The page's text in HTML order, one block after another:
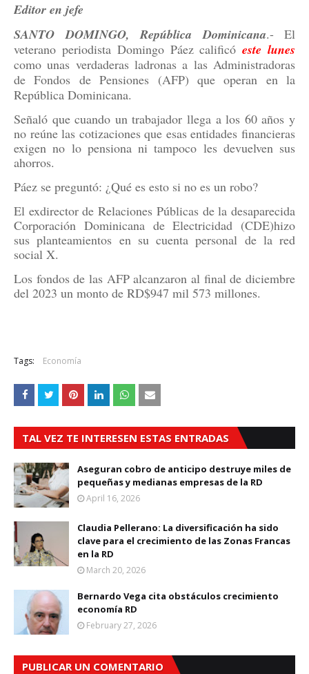
Editor en jefe
SANTO DOMINGO, República Dominicana.- El
veterano periodista Domingo Páez calificóeste lunes
como unas verdaderas ladronas a las Administradoras
de Fondos de Pensiones (AFP) que operan en la
República Dominicana.
Señaló que cuando un trabajador llega a los 60 años y
no reúne las cotizaciones que esas entidades financieras
exigen no lo pensiona ni tampoco les devuelven sus
ahorros.
Páez se preguntó: ¿Qué es esto si no es un robo?
El exdirector de Relaciones Públicas de la desaparecida
Corporación Dominicana de Electricidad (CDE)hizo
sus planteamientos en su cuenta personal de la red
social X.
Los fondos de las AFP alcanzaron al final de diciembre
del 2023 un monto de RD$947 mil 573 millones.
Tags: Economía
TAL VEZ TE INTERESEN ESTAS ENTRADAS
Aseguran cobro de anticipo destruye miles de
pequeñas y medianas empresas de la RD
April 16, 2026
Claudia Pellerano: La diversificación ha sido
clave para el crecimiento de las Zonas Francas
en la RD
March 20, 2026
Bernardo Vega cita obstáculos crecimiento
economía RD
February 27, 2026
PUBLICAR UN COMENTARIO